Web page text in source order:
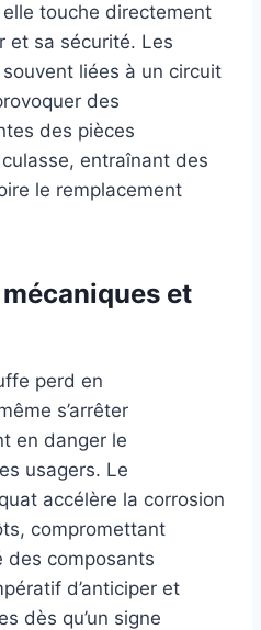
touche directement
et sa sécurité. Les
liées à un circuit
des
des pièces
entraînant des
le remplacement
et
perd en
s’arrêter
en danger le
usagers. Le
accélère la corrosion
compromettant
des composants
d’anticiper et
dès qu’un signe